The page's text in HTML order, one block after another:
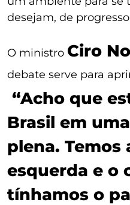
desejam, de
O ministro Ciro
debate serve para
“Acho que
Brasil em
plena. Temos
esquerda e o
tínhamos o